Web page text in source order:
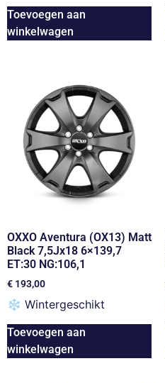
Toevoegen aan
winkelwagen
OXXO Aventura (OX13) Matt
Black 7,5Jx18 6×139,7
ET:30 NG:106,1
€ 193,00
❄ Wintergeschikt
Toevoegen aan
winkelwagen